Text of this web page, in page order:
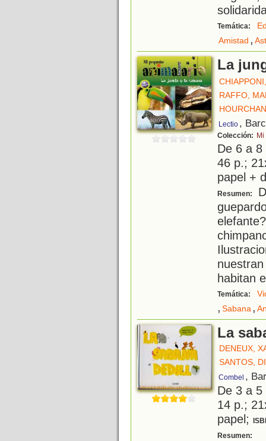
Temática:
Amistad ,
La
RAFFO,
Lectio ,
Colección:
De 6 a
46 p.;
papel +
Resumen:
habitan
Temática:
, Sabana,
La
DENEUX,
SANTOS,
Combel ,
De 3 a
14 p.;
papel;
Resumen: